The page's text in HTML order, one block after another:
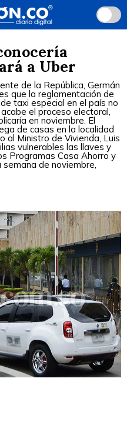
a Uber
de la República, Germán
que la reglamentación de
taxi especial en el país no
el proceso electoral,
en noviembre. El
de casas en la localidad
al Ministro de Vivienda, Luis
vulnerables las llaves y
Programas Casa Ahorro y
de noviembre,